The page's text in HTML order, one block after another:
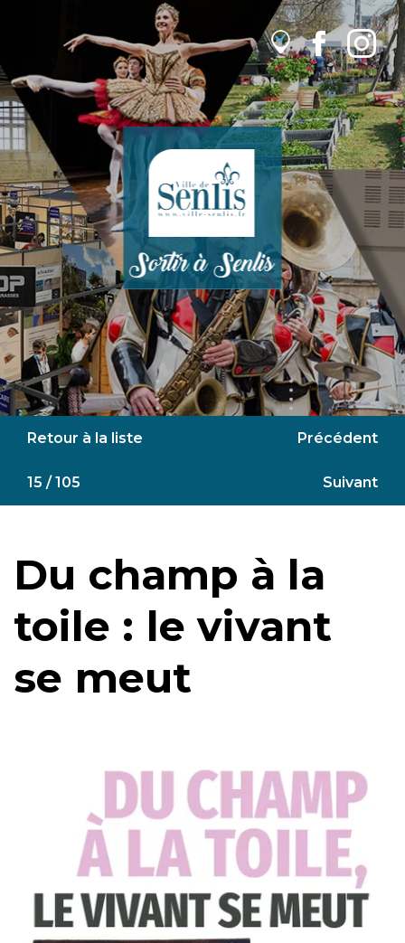
Retour à la liste Précédent
15 / 105 Suivant
Du champ à la
toile : le vivant
se meut